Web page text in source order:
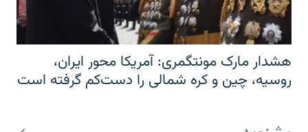
هشدار مارک مونتگمری: آمریکا محور ایران،
روسیه، چین و کره شمالی را دست‌کم گرفته است